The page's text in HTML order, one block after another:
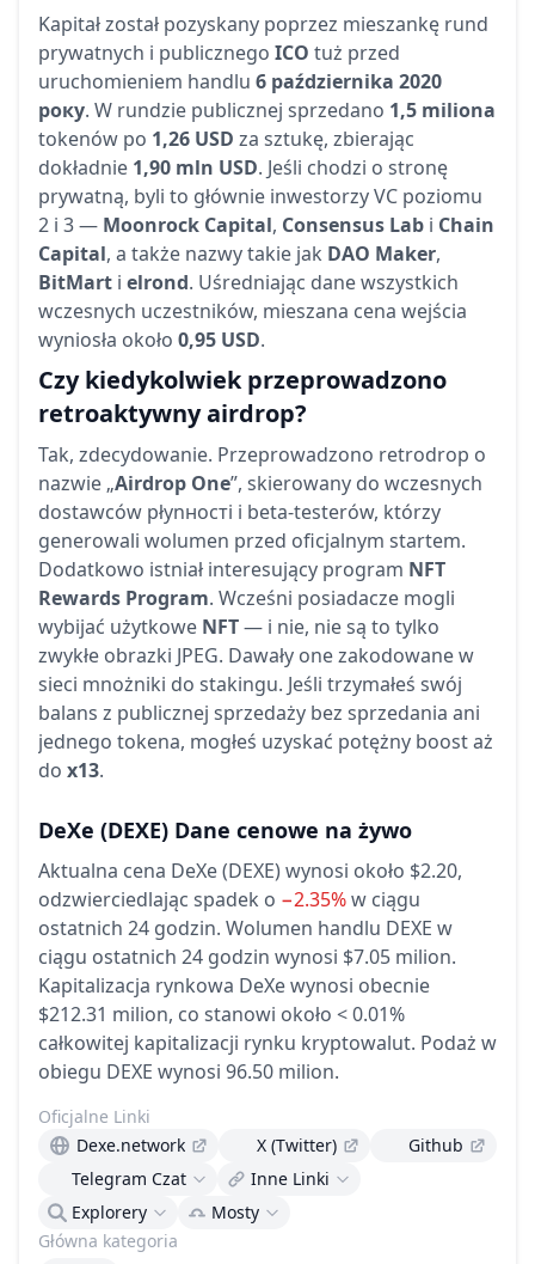
Kapitał został pozyskany poprzez mieszankę rund
prywatnych i publicznego ICO tuż przed
uruchomieniem handlu 6 października 2020
року. W rundzie publicznej sprzedano 1,5 miliona
tokenów po 1,26 USD za sztukę, zbierając
dokładnie 1,90 mln USD. Jeśli chodzi o stronę
prywatną, byli to głównie inwestorzy VC poziomu
2 i 3 — Moonrock Capital, Consensus Lab i Chain
Capital, a także nazwy takie jak DAO Maker,
BitMart i elrond. Uśredniając dane wszystkich
wczesnych uczestników, mieszana cena wejścia
wyniosła około 0,95 USD.
Czy kiedykolwiek przeprowadzono
retroaktywny airdrop?
Tak, zdecydowanie. Przeprowadzono retrodrop o
nazwie „Airdrop One”, skierowany do wczesnych
dostawców płynності i beta-testerów, którzy
generowali wolumen przed oficjalnym startem.
Dodatkowo istniał interesujący program NFT
Rewards Program. Wcześni posiadacze mogli
wybijać użytkowe NFT— i nie, nie są to tylko
zwykłe obrazki JPEG. Dawały one zakodowane w
sieci mnożniki do stakingu. Jeśli trzymałeś swój
balans z publicznej sprzedaży bez sprzedania ani
jednego tokena, mogłeś uzyskać potężny boost aż
do x13.
DeXe (DEXE) Dane cenowe na żywo
Aktualna cena DeXe (DEXE) wynosi około $2.20,
odzwierciedlając spadek o −2.35%w ciągu
ostatnich 24 godzin. Wolumen handlu DEXE w
ciągu ostatnich 24 godzin wynosi $7.05 milion.
Kapitalizacja rynkowa DeXe wynosi obecnie
$212.31 milion, co stanowi około < 0.01%
całkowitej kapitalizacji rynku kryptowalut. Podaż w
obiegu DEXE wynosi 96.50 milion.
Główna kategoria
Oficjalne Linki
Dexe.network
X (Twitter)
Github
Telegram Czat
Inne Linki
Explorery
Mosty